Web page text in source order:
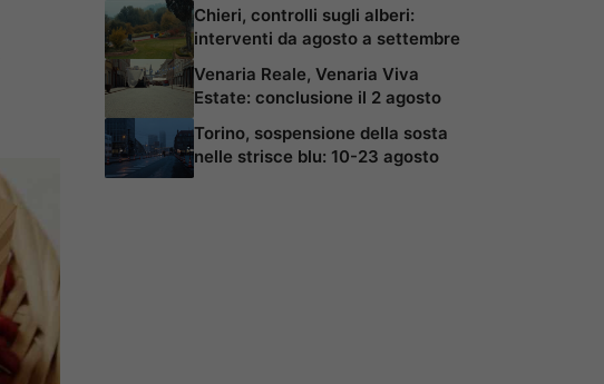
Chieri, controlli sugli alberi:
interventi da agosto a settembre
Venaria Reale, Venaria Viva
Estate: conclusione il 2 agosto
Torino, sospensione della sosta
nelle strisce blu: 10-23 agosto